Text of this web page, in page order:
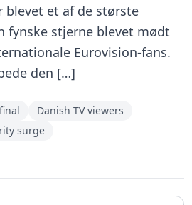
blevet et af de største
fynske stjerne blevet mødt
Eurovision-fans.
den […]
Danish TV viewers
surge